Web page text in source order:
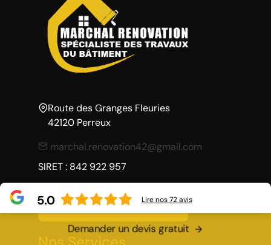
Route des Granges Fleuries
42120 Perreux
marchal.renovation42@gmail.com
SIRET : 842 922 957
Demandez un devis
Demander un devis gratuit
5.0 Lire nos72avis